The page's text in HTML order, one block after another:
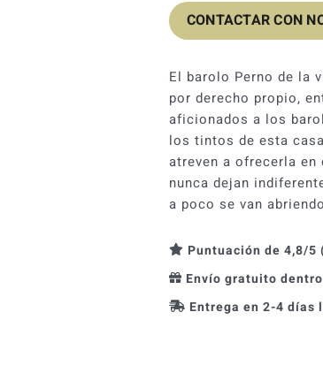
CONTACTAR CON
El barolo Perno de la
por derecho propio,
aficionados a los
los tintos de esta
atreven a ofrecerla
nunca dejan
a poco se van
Puntuación de 4,8/
Envío gratuito
Entrega en 2-4 días